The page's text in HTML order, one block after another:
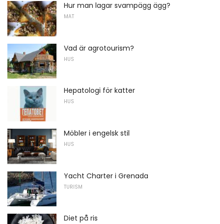
Hur man lagar svampägg ägg?
MAT
Vad är agrotourism?
HUS
Hepatologi för katter
HUS
Möbler i engelsk stil
HUS
Yacht Charter i Grenada
TURISM
Diet på ris